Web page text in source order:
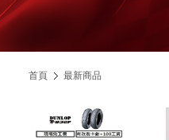
首頁 最新商品